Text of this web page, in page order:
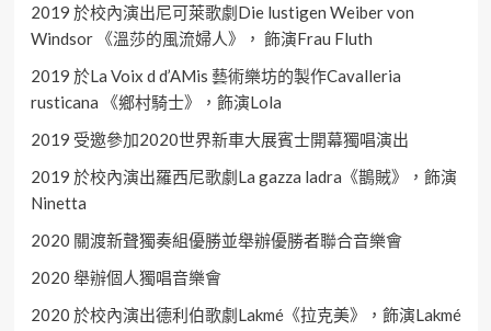
2019 於校內演出尼可萊歌劇Die lustigen Weiber von
Windsor 《溫莎的風流婦人》， 飾演Frau Fluth
2019 於La Voix d d’AMis 藝術樂坊的製作Cavalleria
rusticana 《鄉村騎士》，飾演Lola
2019 受邀參加2020世界新車大展賓士開幕獨唱演出
2019 於校內演出羅西尼歌劇La gazza ladra《鵲賊》，飾演
Ninetta
2020 關渡新聲獨奏組優勝並舉辦優勝者聯合音樂會
2020 舉辦個人獨唱音樂會
2020 於校內演出德利伯歌劇Lakmé《拉克美》，飾演Lakmé